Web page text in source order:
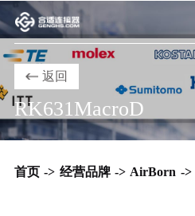
返回
RK631MacroD
首页 -> 经营品牌 -> AirBorn ->